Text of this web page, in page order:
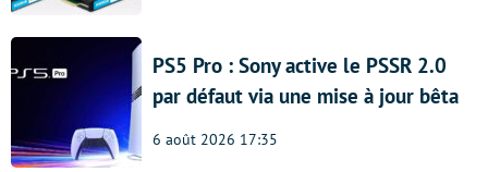
PS5 Pro : Sony active le PSSR 2.0
par défaut via une mise à jour bêta
6 août 2026 17:35